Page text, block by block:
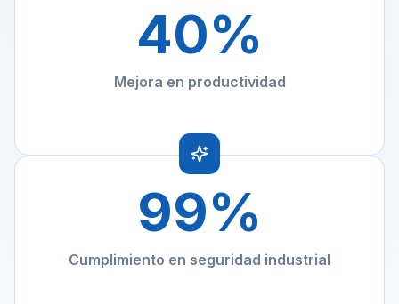
Mejora en productividad
40%
Cumplimiento en seguridad industrial
99%